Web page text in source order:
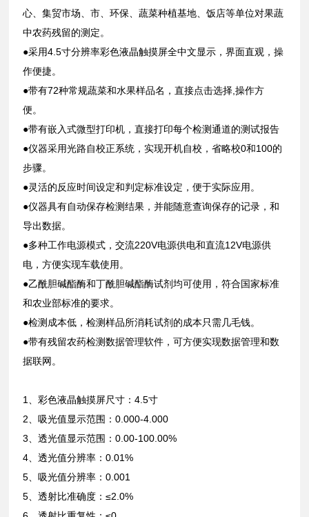
心、集贸市场、市、环保、蔬菜种植基地、饭店等单位对果蔬
中农药残留的测定。
●采用4.5寸分辨率彩色液晶触摸屏全中文显示，界面直观，操
作便捷。
●带有72种常规蔬菜和水果样品名，直接点击选择,操作方
便。
●带有嵌入式微型打印机，直接打印每个检测通道的测试报告
●仪器采用光路自校正系统，实现开机自校，省略校0和100的
步骤。
●灵活的反应时间设定和判定标准设定，便于实际应用。
●仪器具有自动保存检测结果，并能随意查询保存的记录，和
导出数据。
●多种工作电源模式，交流220V电源供电和直流12V电源供
电，方便实现车载使用。
●乙酰胆碱酯酶和丁酰胆碱酯酶试剂均可使用，符合国家标准
和农业部标准的要求。
●检测成本低，检测样品所消耗试剂的成本只需几毛钱。
●带有残留农药检测数据管理软件，可方便实现数据管理和数
据联网。
1、彩色液晶触摸屏尺寸：4.5寸
2、吸光值显示范围：0.000-4.000
3、透光值显示范围：0.00-100.00%
4、透光值分辨率：0.01%
5、吸光值分辨率：0.001
5、透射比准确度：≤2.0%